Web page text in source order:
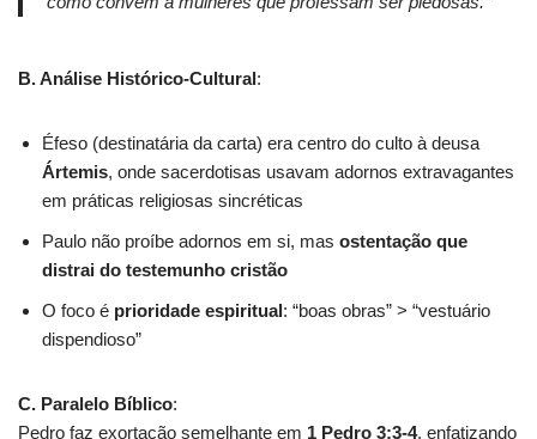
B. Análise Histórico-Cultural:
Éfeso (destinatária da carta) era centro do culto à deusa
Ártemis, onde sacerdotisas usavam adornos extravagantes
em práticas religiosas sincréticas
Paulo não proíbe adornos em si, mas ostentação que
distrai do testemunho cristão
O foco é prioridade espiritual: “boas obras” > “vestuário
dispendioso”
C. Paralelo Bíblico:
Pedro faz exortação semelhante em 1 Pedro 3:3-4, enfatizando